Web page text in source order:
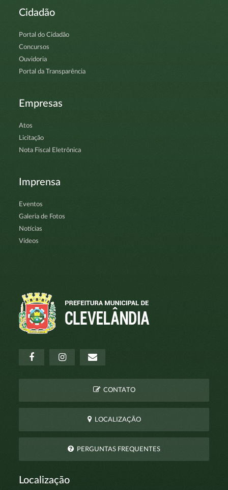
Cidadão
Portal do Cidadão
Concursos
Ouvidoria
Portal da Transparência
Empresas
Atos
Licitação
Nota Fiscal Eletrônica
Imprensa
Eventos
Galeria de Fotos
Notícias
Vídeos
CONTATO
LOCALIZAÇÃO
PERGUNTAS FREQUENTES
Localização